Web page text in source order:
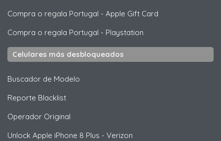
Compra o regala Portugal - Apple Gift Card
Compra o regala Portugal - Playstation
Celulares más desbloqueados
Buscador de Modelo
Reporte Blacklist
Operador Original
Unlock Apple iPhone 8 Plus - Verizon